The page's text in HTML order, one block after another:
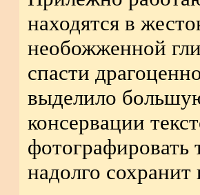
находятся в
необожженной
спасти
выделило
консервации
фотографировать
надолго сохранит